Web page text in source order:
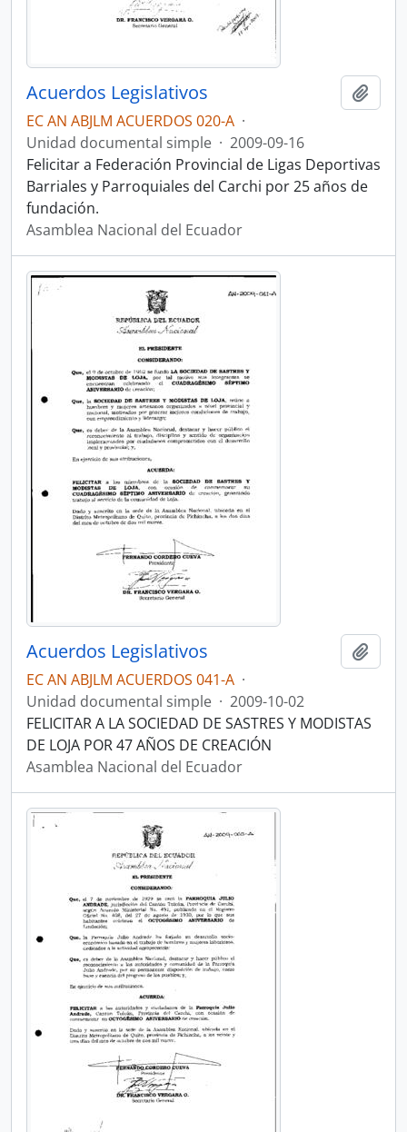
Acuerdos Legislativos
EC AN ABJLM ACUERDOS 020-A ·
Unidad documental simple · 2009-09-16
Felicitar a Federación Provincial de Ligas Deportivas
Barriales y Parroquiales del Carchi por 25 años de
fundación.
Asamblea Nacional del Ecuador
Acuerdos Legislativos
EC AN ABJLM ACUERDOS 041-A ·
Unidad documental simple · 2009-10-02
FELICITAR A LA SOCIEDAD DE SASTRES Y MODISTAS
DE LOJA POR 47 AÑOS DE CREACIÓN
Asamblea Nacional del Ecuador